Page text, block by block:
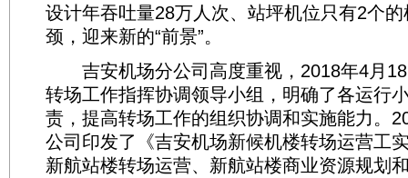
设计年吞吐量28万人次、站坪机位只有2个
颈，迎来新的“前景”。
吉安机场分公司高度重视，2018年4月18
转场工作指挥协调领导小组，明确了各运行
责，提高转场工作的组织协调和实施能力。
公司印发了《吉安机场新候机楼转场运营工
新航站楼转场运营、新航站楼商业资源规划